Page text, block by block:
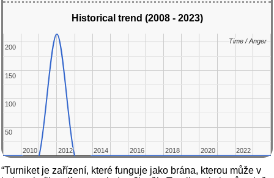
Historical trend (2008 - 2023)
2010
2010 2012
2012 2014
2014 2016
2016 2018
2018 2020
2020 2022
2022
50
50
100
100
150
150
200
200
Time / Anger
Time / Anger
“Turniket je zařízení, které funguje jako brána, kterou může v